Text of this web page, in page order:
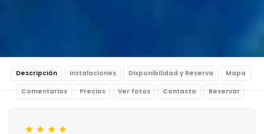
Descripción Instalaciones Disponibilidad y Reserva Mapa
Comentarios Precios Ver fotos Contacto Reservar